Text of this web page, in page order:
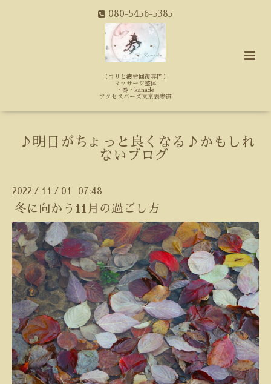
080-5456-5385
【コリと疲労回復専門】
マッサージ整体
・奏・kanade
アクセスバーズ東京表参道
♪明日がちょっと良くなる♪かもしれ
ないブログ
2022 / 11 / 01 07:48
冬に向かう11月の過ごし方